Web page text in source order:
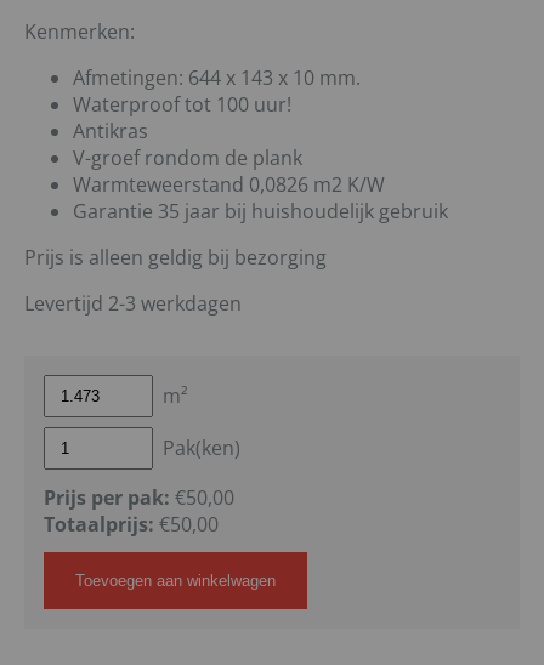
Kenmerken:
Afmetingen: 644 x 143 x 10 mm.
Waterproof tot 100 uur!
Antikras
V-groef rondom de plank
Warmteweerstand 0,0826 m2 K/W
Garantie 35 jaar bij huishoudelijk gebruik
Prijs is alleen geldig bij bezorging
Levertijd 2-3 werkdagen
m²
Pak(ken)
Prijs per pak: €50,00
Totaalprijs: €50,00
Toevoegen aan winkelwagen